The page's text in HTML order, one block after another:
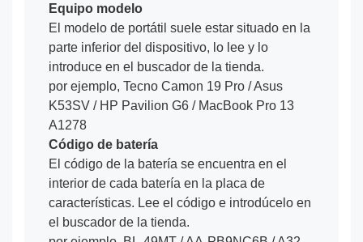
Equipo modelo
El modelo de portátil suele estar situado en la
parte inferior del dispositivo, lo lee y lo
introduce en el buscador de la tienda.
por ejemplo, Tecno Camon 19 Pro / Asus
K53SV / HP Pavilion G6 / MacBook Pro 13
A1278
Código de batería
El código de la batería se encuentra en el
interior de cada batería en la placa de
características. Lee el código e introdúcelo en
el buscador de la tienda.